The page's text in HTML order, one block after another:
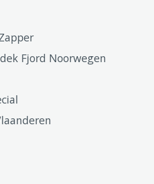
Fjord Noorwegen